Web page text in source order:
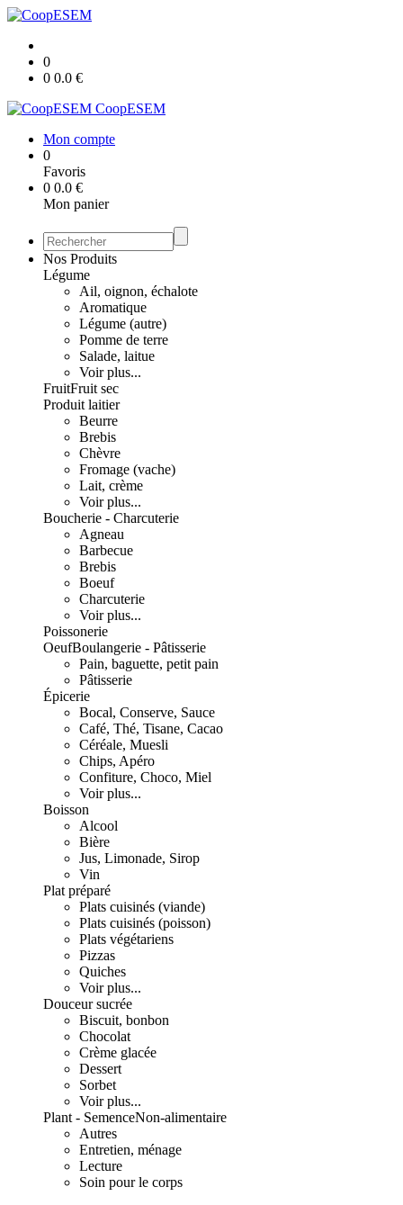
0
0 0.0 €
CoopESEM
Mon compte
0
Favoris
0 0.0 €
Mon panier
Nos Produits
Légume
Ail, oignon, échalote
Aromatique
Légume (autre)
Pomme de terre
Salade, laitue
Voir plus...
FruitFruit sec
Produit laitier
Beurre
Brebis
Chèvre
Fromage (vache)
Lait, crème
Voir plus...
Boucherie - Charcuterie
Agneau
Barbecue
Brebis
Boeuf
Charcuterie
Voir plus...
Poissonerie
OeufBoulangerie - Pâtisserie
Pain, baguette, petit pain
Pâtisserie
Épicerie
Bocal, Conserve, Sauce
Café, Thé, Tisane, Cacao
Céréale, Muesli
Chips, Apéro
Confiture, Choco, Miel
Voir plus...
Boisson
Alcool
Bière
Jus, Limonade, Sirop
Vin
Plat préparé
Plats cuisinés (viande)
Plats cuisinés (poisson)
Plats végétariens
Pizzas
Quiches
Voir plus...
Douceur sucrée
Biscuit, bonbon
Chocolat
Crème glacée
Dessert
Sorbet
Voir plus...
Plant - SemenceNon-alimentaire
Autres
Entretien, ménage
Lecture
Soin pour le corps